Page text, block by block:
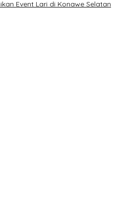
Event Lari di Konawe Selatan